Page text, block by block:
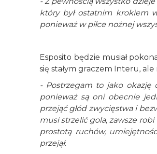
który był ostatnim krokiem
ponieważ w piłce nożnej
Esposito będzie musiał
się stałym graczem Interu,
- Postrzegam to jako okazję
ponieważ są oni obecnie
przejąć głód zwycięstwa i
musi strzelić gola, zawsze
prostotą ruchów,
przejął.